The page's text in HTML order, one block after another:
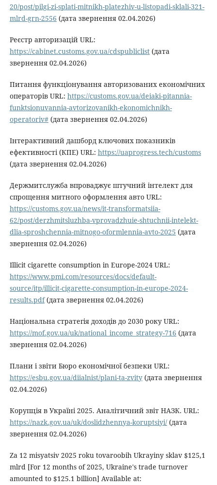
20/post/pilgi-zi-splati-mitnikh-platezhiv-u-listopadi-sklali-321-
mlrd-grn-2556 (дата звернення 02.04.2026)
Реєстр авторизацій URL:
https://cabinet.customs.gov.ua/cdspubliclist(дата
звернення 02.04.2026)
Питання функціонування авторизованих економічних
операторів URL: https://customs.gov.ua/deiaki-pitannia-
funktsionuvannia-avtorizovanikh-ekonomichnikh-
operatoriv#(дата звернення 02.04.2026)
Інтерактивний дашборд ключових показників
ефективності (КПЕ) URL: https://uaprogress.tech/customs
(дата звернення 02.04.2026)
Держмитслужба впроваджує штучний інтелект для
спрощення митного оформлення авто URL:
https://customs.gov.ua/news/it-transformatsiia-
62/post/derzhmitsluzhba-vprovadzhuie-shtuchnii-intelekt-
dlia-sproshchennia-mitnogo-oformlennia-avto-2025 (дата
звернення 02.04.2026)
Illicit cigarette consumption in Europe-2024 URL:
https://www.pmi.com/resources/docs/default-
source/itp/illicit-cigarette-consumption-in-europe-2024-
results.pdf(дата звернення 02.04.2026)
Національна стратегія доходів до 2030 року URL:
https://mof.gov.ua/uk/national_income_strategy-716 (дата
звернення 02.04.2026)
Плани і звіти Бюро економічної безпеки URL:
https://esbu.gov.ua/diialnist/plani-ta-zvity(дата звернення
02.04.2026)
Корупція в Україні 2025. Аналітичний звіт НАЗК. URL:
https://nazk.gov.ua/uk/doslidzhennya-koruptsiyi/(дата
звернення 02.04.2026)
Za 12 misyatsiv 2025 roku tovaroobih Ukrayiny sklav $125,1
mlrd [For 12 months of 2025, Ukraine's trade turnover
amounted to $125.1 billion] Available at: